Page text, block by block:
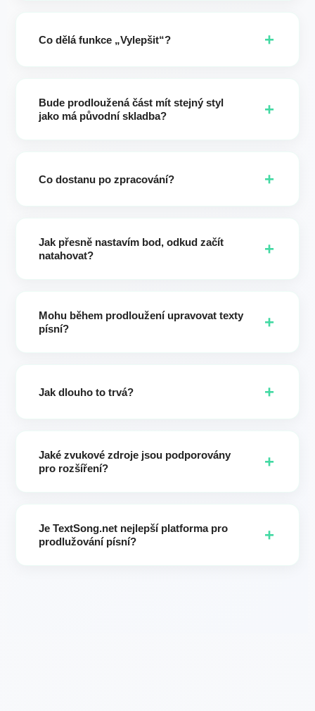
svou hudbu až na 8 minut.
Co dělá funkce „Vylepšit“? +
tempo, aby rozšíření odpovídalo vašemu tvůrčímu záměru
s menším počtem úprav.
Bude prodloužená část mít stejný styl
jako má původní skladba?
+
výsledek. Můžete také záměrně přepínat styly, abyste
Co dostanu po zpracování? +
Jak přesně nastavím bod, odkud začít
natahovat?
+
verše, refrény nebo instrumentální části.
Mohu během prodloužení upravovat texty
písní?
+
rozšířenou část.
Jak dlouho to trvá? +
verze.Jaké zvukové zdroje jsou podporovány
pro rozšíření?
+
externího audia, použijte naši stránku AI Vocal Remover:
nejdřív získejte instrumentální i vokální stopu, potom
Je TextSong.net nejlepší platforma pro
prodlužování písní?
+